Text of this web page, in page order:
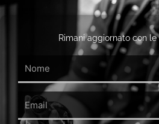
Rimani aggiornato con
Email